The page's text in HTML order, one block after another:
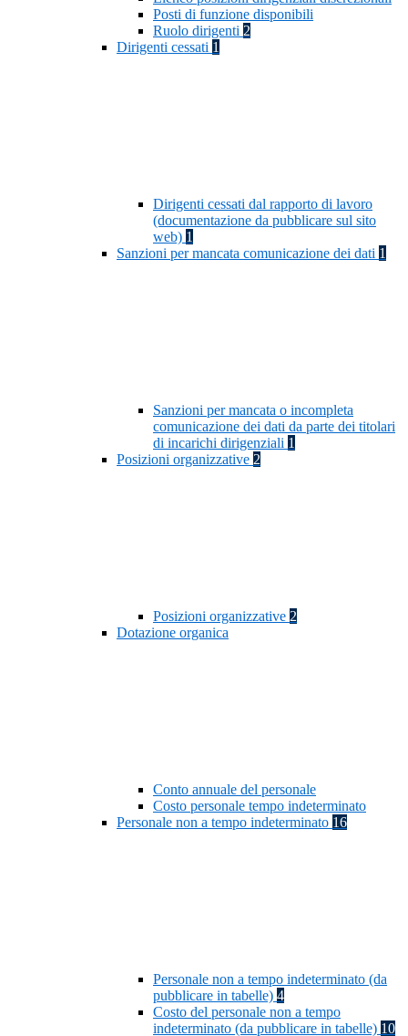
Posti di funzione disponibili
Ruolo dirigenti 2
Dirigenti cessati 1
Dirigenti cessati dal rapporto di lavoro
(documentazione da pubblicare sul sito
web) 1
Sanzioni per mancata comunicazione dei dati 1
Sanzioni per mancata o incompleta
comunicazione dei dati da parte dei titolari
di incarichi dirigenziali 1
Posizioni organizzative 2
Posizioni organizzative 2
Dotazione organica
Conto annuale del personale
Costo personale tempo indeterminato
Personale non a tempo indeterminato 16
Personale non a tempo indeterminato (da
pubblicare in tabelle) 4
Costo del personale non a tempo
indeterminato (da pubblicare in tabelle) 10